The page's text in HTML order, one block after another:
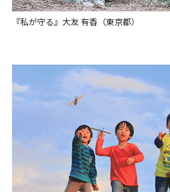
『私が守る』大友 有香（東京都）